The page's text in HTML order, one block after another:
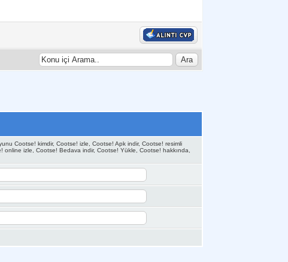
Cootse! kimdir, Cootse! izle, Cootse! Apk indir, Cootse! resimli
izle, Cootse! Bedava indir, Cootse! Yükle, Cootse! hakkında,